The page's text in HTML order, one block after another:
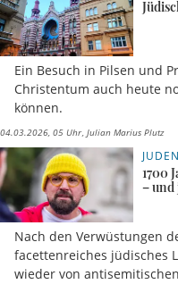
Ein Besuch in Pilsen und
Christentum auch heute
können.
04.03.2026, 05 Uhr Julian Marius Plutz
1700
– und
Nach den Verwüstungen
facettenreiches jüdisches
wieder von